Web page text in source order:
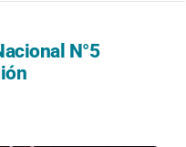
N°5